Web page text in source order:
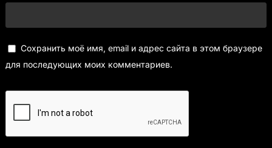
Сохранить моё имя, email и адрес сайта в этом браузере
для последующих моих комментариев.